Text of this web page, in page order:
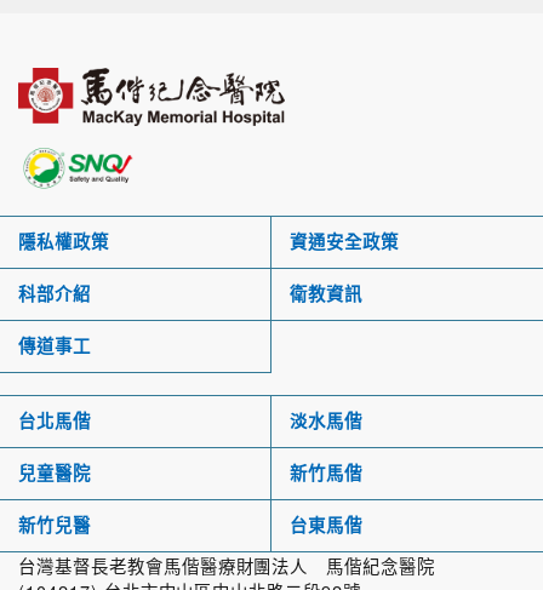
隱私權政策 資通安全政策
科部介紹 衛教資訊
傳道事工
台北馬偕 淡水馬偕
兒童醫院 新竹馬偕
新竹兒醫 台東馬偕
台灣基督長老教會馬偕醫療財團法人 馬偕紀念醫院